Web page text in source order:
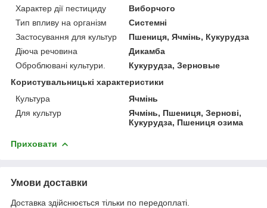
Характер дії пестициду
Виборчого
Тип впливу на організм
Системні
Застосування для культур
Пшениця, Ячмінь, Кукурудза
Діюча речовина
Дикамба
Оброблювані культури.
Кукурудза, Зерновые
Користувальницькі характеристики
Культура
Ячмінь
Для культур
Ячмінь, Пшениця, Зернові,
Кукурудза, Пшениця озима
Приховати
Умови доставки
Доставка здійснюється тільки по передоплаті.